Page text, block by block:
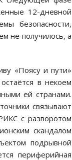
12-дневной
безопасности,
не получилось, а
«Поясу и пути»
в некоем
ей странами.
связывают
с разворотом
скандалом
подрывной
периферийная